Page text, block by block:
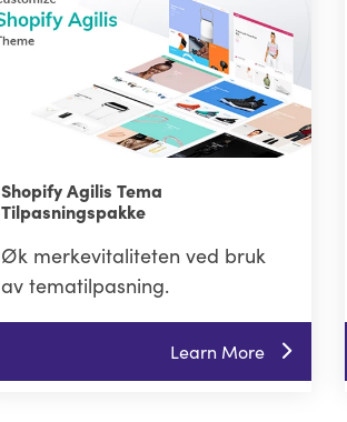
Shopify Agilis Tema
Tilpasningspakke
Øk merkevitaliteten ved bruk
av tematilpasning.
Learn More